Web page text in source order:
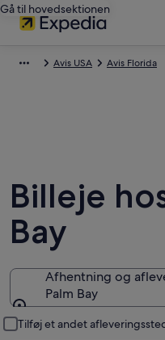
Gå til hovedsektionen
Avis USA Avis Florida
Billeje
Bay
Afhentning og
Palm Bay
Tilføj et andet